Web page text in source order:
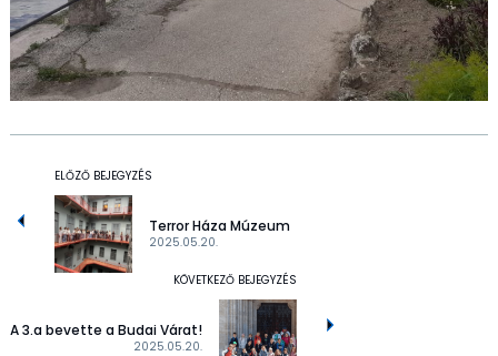
ELŐZŐ BEJEGYZÉS
2025.05.20.
Terror Háza Múzeum
KÖVETKEZŐ BEJEGYZÉS
2025.05.20.
A 3.a bevette a Budai Várat!